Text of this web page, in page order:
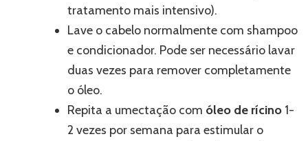
tratamento mais intensivo).
Lave o cabelo normalmente com shampoo
e condicionador. Pode ser necessário lavar
duas vezes para remover completamente
o óleo.
Repita a umectação com óleo de rícino 1-
2 vezes por semana para estimular o